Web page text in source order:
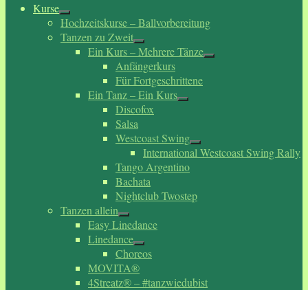
Kurse
Hochzeitskurse – Ballvorbereitung
Tanzen zu Zweit
Ein Kurs – Mehrere Tänze
Anfängerkurs
Für Fortgeschrittene
Ein Tanz – Ein Kurs
Discofox
Salsa
Westcoast Swing
International Westcoast Swing Rally
Tango Argentino
Bachata
Nightclub Twostep
Tanzen allein
Easy Linedance
Linedance
Choreos
MOVITA®
4Streatz® – #tanzwiedubist